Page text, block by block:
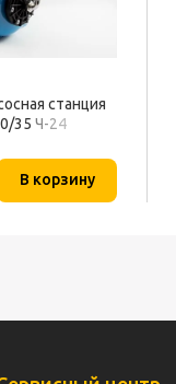
станция
35 Ч-24
В корзину